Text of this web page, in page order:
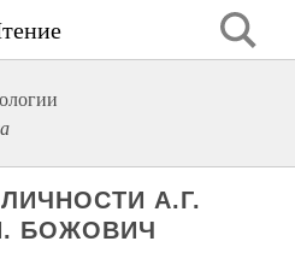
А.Г.
БОЖОВИЧ